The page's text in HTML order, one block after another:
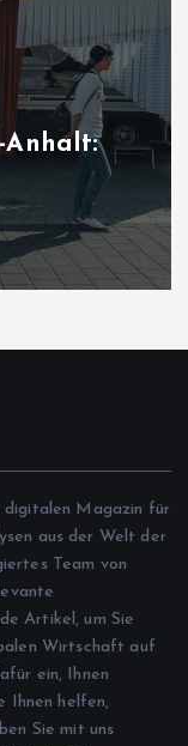
Anhalt:
digitalen Magazin für
aus der Welt der
Team von
Artikel, um Sie
Wirtschaft auf
ein, Ihnen
Ihnen helfen,
Sie mit uns